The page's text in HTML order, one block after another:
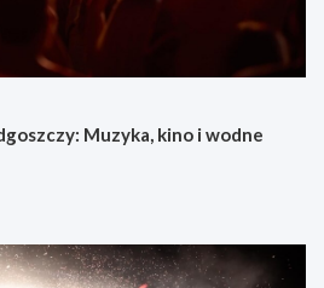
Muzyka, kino i wodne